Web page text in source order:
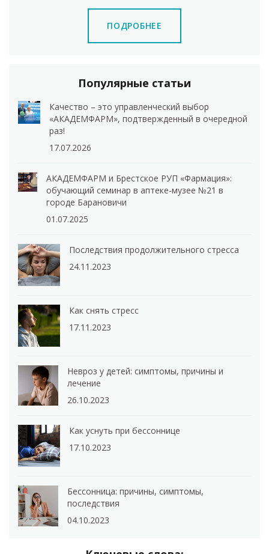
ПОДРОБНЕЕ
Популярные статьи
Качество – это управленческий выбор
«АКАДЕМФАРМ», подтвержденный в очередной
раз!
17.07.2026
АКАДЕМФАРМ и Брестское РУП «Фармация»:
обучающий семинар в аптеке-музее №21 в
городе Барановичи
01.07.2025
Последствия продолжительного стресса
24.11.2023
Как снять стресс
17.11.2023
Невроз у детей: симптомы, причины и
лечение
26.10.2023
Как уснуть при бессоннице
17.10.2023
Бессонница: причины, симптомы,
последствия
04.10.2023